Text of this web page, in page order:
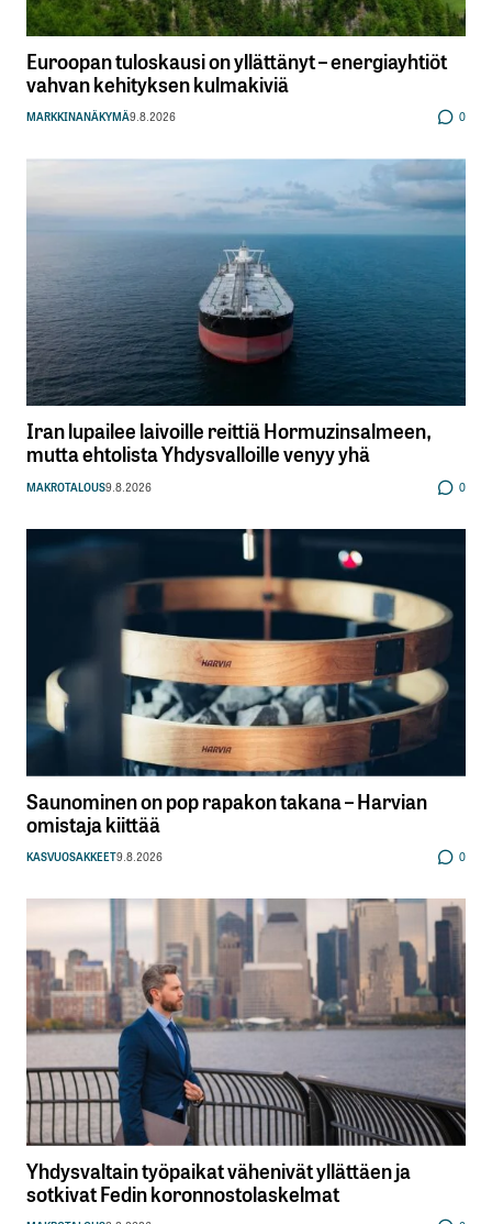
Euroopan tuloskausi on yllättänyt – energiayhtiöt
vahvan kehityksen kulmakiviä
MARKKINANÄKYMÄ9.8.2026 0
Iran lupailee laivoille reittiä Hormuzinsalmeen,
mutta ehtolista Yhdysvalloille venyy yhä
MAKROTALOUS9.8.2026 0
Saunominen on pop rapakon takana – Harvian
omistaja kiittää
KASVUOSAKKEET9.8.2026 0
Yhdysvaltain työpaikat vähenivät yllättäen ja
sotkivat Fedin koronnostolaskelmat